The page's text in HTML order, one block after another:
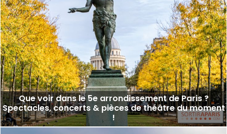
Que voir dans le 5e arrondissement de Paris ?
Spectacles, concerts & pièces de théâtre du moment
!